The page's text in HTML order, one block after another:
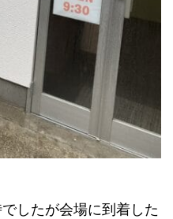
したが会場に到着した